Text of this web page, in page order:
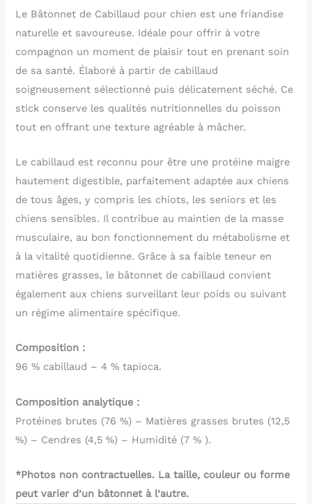
Le Bâtonnet de Cabillaud pour chien est une friandise
naturelle et savoureuse. Idéale pour offrir à votre
compagnon un moment de plaisir tout en prenant soin
de sa santé. Élaboré à partir de cabillaud
soigneusement sélectionné puis délicatement séché. Ce
stick conserve les qualités nutritionnelles du poisson
tout en offrant une texture agréable à mâcher.
Le cabillaud est reconnu pour être une protéine maigre
hautement digestible, parfaitement adaptée aux chiens
de tous âges, y compris les chiots, les seniors et les
chiens sensibles. Il contribue au maintien de la masse
musculaire, au bon fonctionnement du métabolisme et
à la vitalité quotidienne. Grâce à sa faible teneur en
matières grasses, le bâtonnet de cabillaud convient
également aux chiens surveillant leur poids ou suivant
un régime alimentaire spécifique.
Composition :
96 % cabillaud – 4 % tapioca.
Composition analytique :
Protéines brutes (76 %) – Matières grasses brutes (12,5
%) – Cendres (4,5 %) – Humidité (7 % ).
*Photos non contractuelles. La taille, couleur ou forme
peut varier d’un bâtonnet à l’autre.